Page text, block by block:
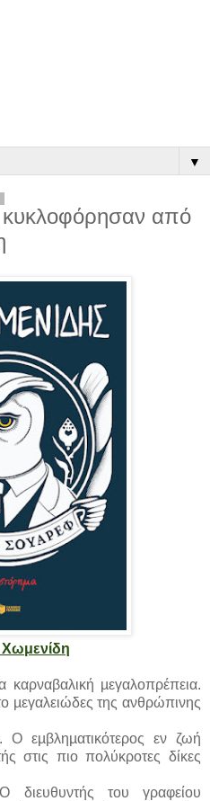
▼
από
µεγαλοπρέπεια.
µεγαλειώδες της ανθρώπινης
Ο εµβληµατικότερος εν ζωή
στις πιο πολύκροτες δίκες
διευθυντής του γραφείου